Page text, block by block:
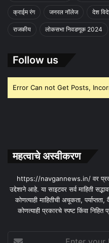
क्राईम रंग जनरल नॉलेज देश
राजकीय लोकसभा निवडणूक 2024
Follow us
Error Can not Get Posts,
महत्वाचे अस्वीकरण
https://navgannews.in/ वर
उद्देशाने आहे. या साइटवर सर्व माहिती
कोणत्याही माहितीची अचूकता, पर्याप्तता,
कोणत्याही प्रकारचे स्पष्ट किंवा निहित